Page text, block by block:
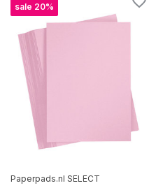
sale 20%
Paperpads.nl SELECT